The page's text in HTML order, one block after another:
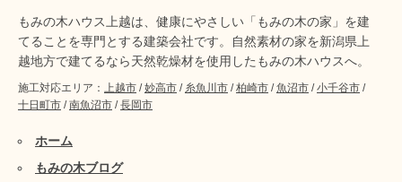
もみの木ハウス上越は、健康にやさしい「もみの木の家」を建
てることを専門とする建築会社です。自然素材の家を新潟県上
越地方で建てるなら天然乾燥材を使用したもみの木ハウスへ。
施工対応エリア： 上越市 /妙高市 / 糸魚川市 /柏崎市 /魚沼市 /小千谷市 /
十日町市 /南魚沼市 /長岡市
ホーム
もみの木ブログ